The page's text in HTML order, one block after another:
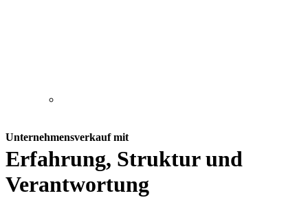
Unternehmensverkauf mit
Erfahrung, Struktur und
Verantwortung